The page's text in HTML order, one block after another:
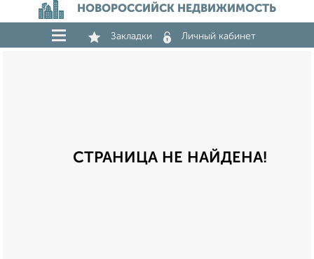
НОВОРОССИЙСК НЕДВИЖИМОСТЬ
Закладки Личный кабинет
СТРАНИЦА НЕ НАЙДЕНА!